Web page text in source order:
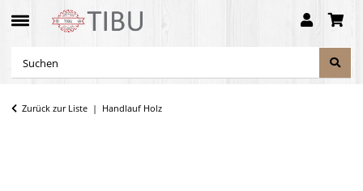
Zurück zur Liste Handlauf Holz